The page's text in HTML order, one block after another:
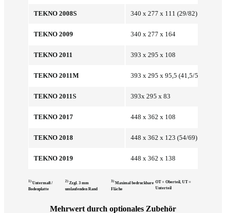
TEKNO 2008S 340 x 277 x 111 (29/82)
TEKNO 2009 340 x 277 x 164
TEKNO 2011 393 x 295 x 108
TEKNO 2011M 393 x 295 x 95,5 (41,5/54)
TEKNO 2011S 393x 295 x 83
TEKNO 2017 448 x 362 x 108
TEKNO 2018 448 x 362 x 123 (54/69)
TEKNO 2019 448 x 362 x 138
1) Untermaß /
Bodenplatte
2) Zzgl. 3 mm
umlaufenden Rand
3) Maximal bedruckbare
Fläche
OT = Oberteil, UT =
Unterteil
Mehrwert durch optionales Zubehör